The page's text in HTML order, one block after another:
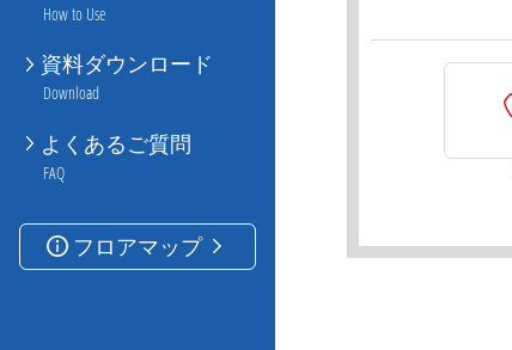
How to Use
資料ダウンロード
Download
よくあるご質問
FAQ
フロアマップ